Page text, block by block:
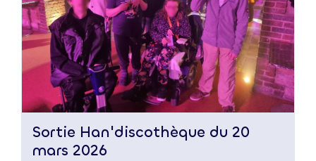
Sortie Han'discothèque du 20
mars 2026